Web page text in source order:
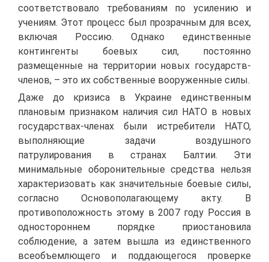
соответствовало требованиям по усилению и
учениям. Этот процесс был прозрачным для всех,
включая Россию. Однако единственные
контингенты боевых сил, постоянно
размещенные на территории новых государств-
членов, – это их собственные вооруженные силы.
Даже до кризиса в Украине единственным
плановым признаком наличия сил НАТО в новых
государствах-членах были истребители НАТО,
выполняющие задачи воздушного
патрулирования в странах Балтии. Эти
минимальные оборонительные средства нельзя
характеризовать как значительные боевые силы,
согласно Основополагающему акту. В
противоположность этому в 2007 году Россия в
одностороннем порядке приостановила
соблюдение, а затем вышла из единственного
всеобъемлющего и поддающегося проверке